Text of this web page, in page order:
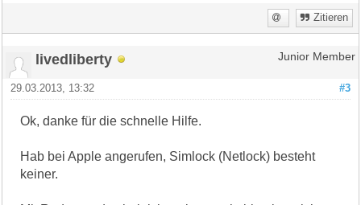
Zitieren
livedliberty Junior Member
#3
29.03.2013, 13:32
Ok, danke für die schnelle Hilfe.
Hab bei Apple angerufen, Simlock (Netlock) besteht
keiner.